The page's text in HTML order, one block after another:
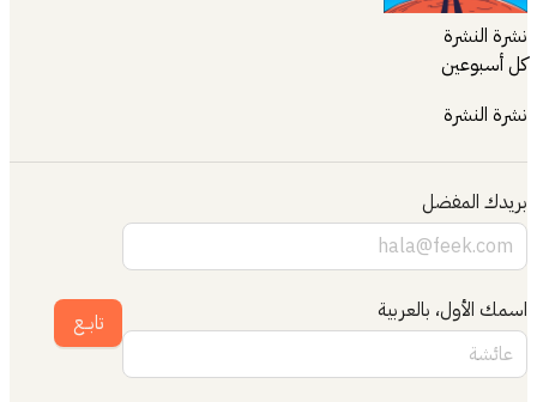
نشرة النشرة
كل أسبوعين
نشرة النشرة
بريدك المفضل
اسمك الأول، بالعربية تابــع